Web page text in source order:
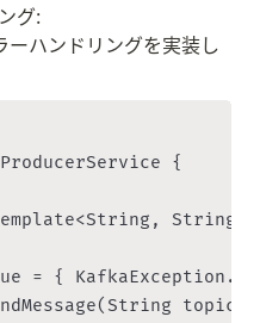
グ:
ハンドリングを実装し
{
String>
= {
topic,